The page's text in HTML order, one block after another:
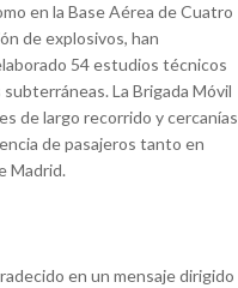
en la Base Aérea de Cuatro
de explosivos, han
54 estudios técnicos
La Brigada Móvil
de largo recorrido y cercanías
de pasajeros tanto en
Madrid.
en un mensaje dirigido